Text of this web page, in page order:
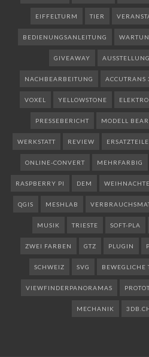
EIFFELTURM TIER
BEDIENUNGSANLEITUNG
GIVEAWAY AUSSTELLUNG
NACHBEARBEITUNG ACCUTRANS
VOXEL YELLOWSTONE
PRESSEBERICHT MODELL
WERKSTATT REVIEW ERSATZTEILE
ONLINE-CONVERT MEHRFARBIG
RASPBERRY PI DEM
QGIS MESHLAB
MUSIK TRIESTE SOFT-PLA
ZWEI FARBEN GTZ PLUGIN
SCHWEIZ SVG BEWEGLICHE
VIEWFINDERPANORAMAS
MECHANIK